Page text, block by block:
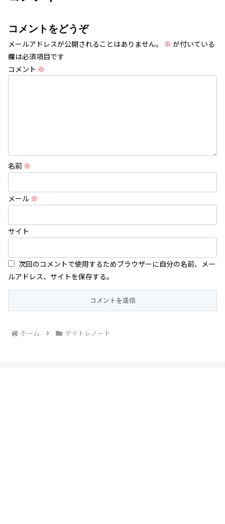
コメントをどうぞ
メールアドレスが公開されることはありません。 ※ が付いている
欄は必須項目です
コメント ※
名前 ※
メール ※
サイト
次回のコメントで使用するためブラウザーに自分の名前、メー
ルアドレス、サイトを保存する。
ホーム デイトレノート